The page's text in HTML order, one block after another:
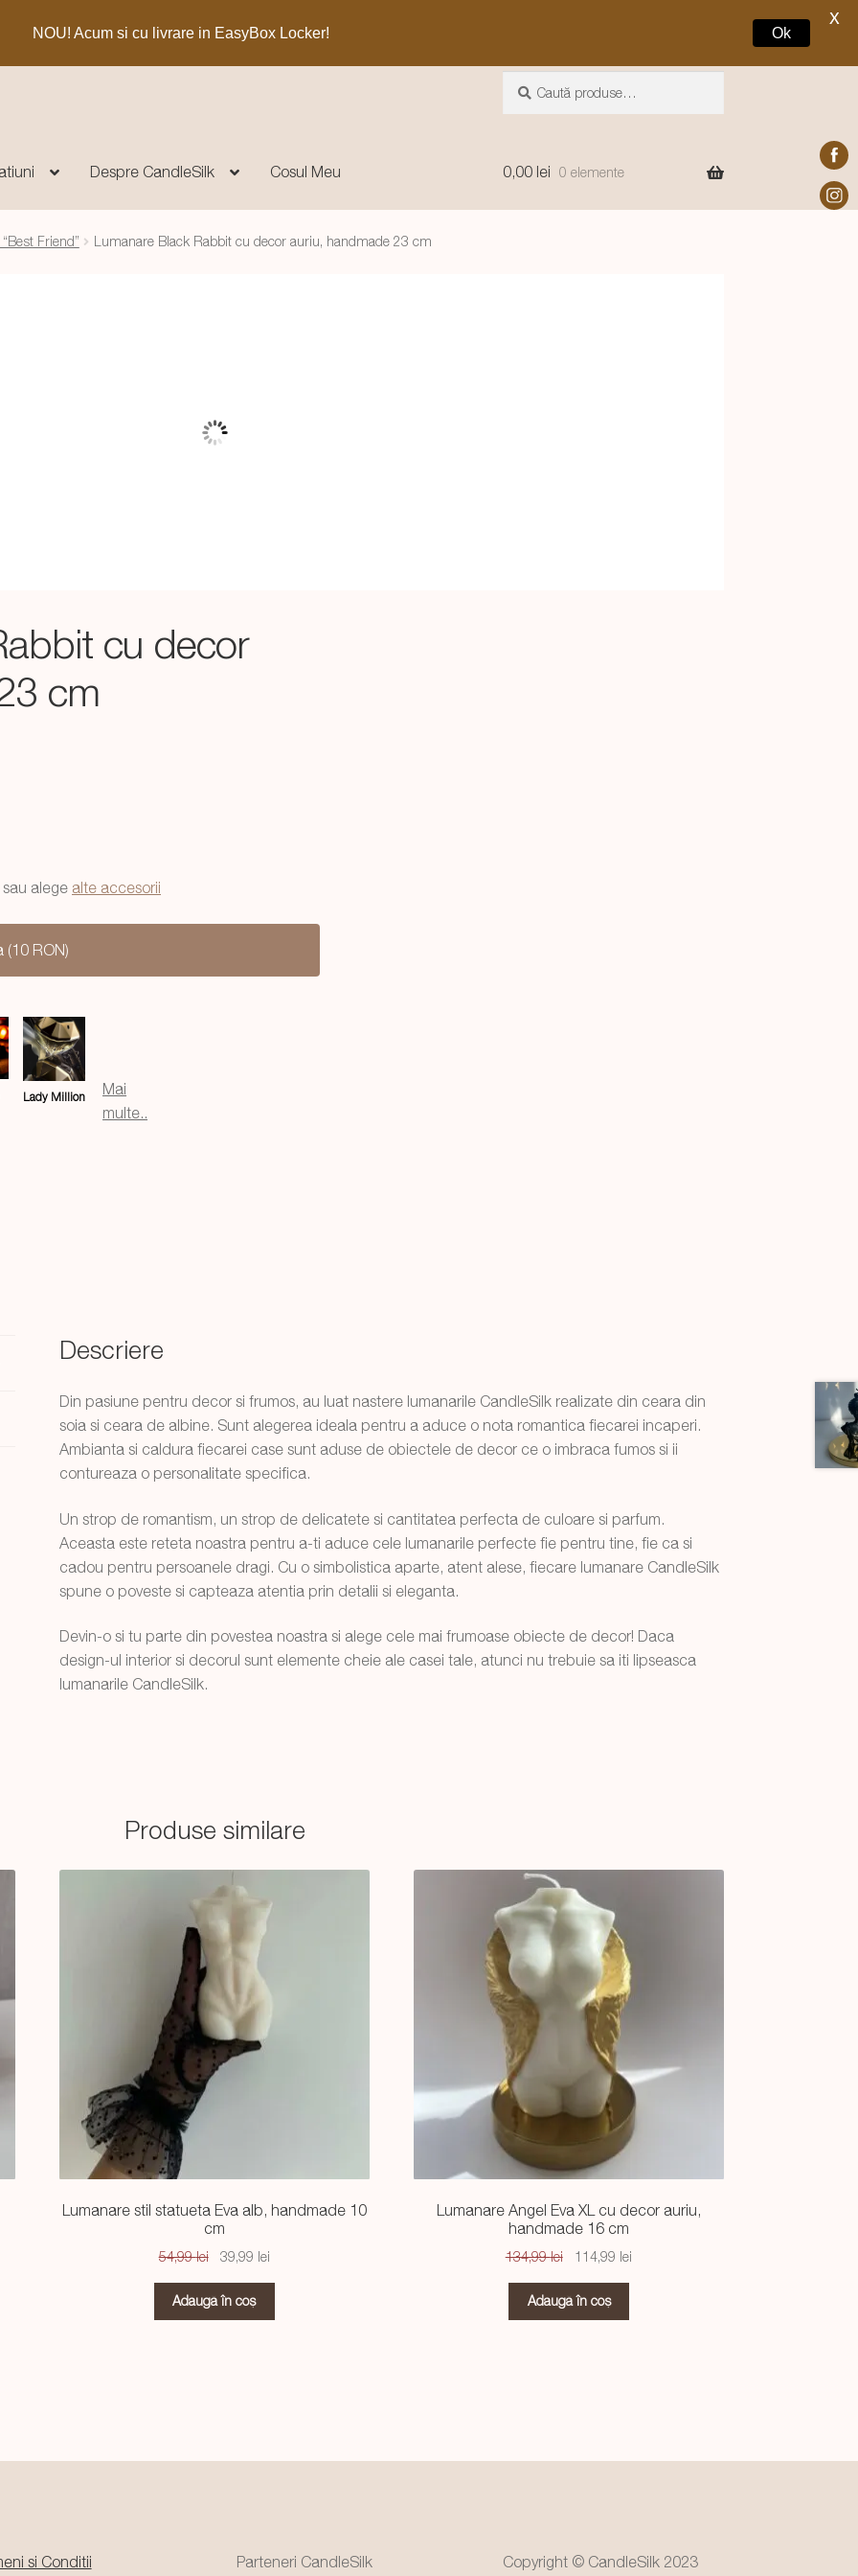
Caută
după:
Despre CandleSilk Cosul Meu 0,00 lei 0 elemente
Friend” Lumanare Black Rabbit cu decor auriu, handmade 23 cm
cu decor
cm
sau alege alte accesorii
RON)
Lady Million
Mai
multe..
Descriere
Din pasiune pentru decor si frumos, au luat nastere lumanarile CandleSilk realizate din ceara din
soia si ceara de albine. Sunt alegerea ideala pentru a aduce o nota romantica fiecarei incaperi.
Ambianta si caldura fiecarei case sunt aduse de obiectele de decor ce o imbraca fumos si ii
contureaza o personalitate specifica.
Un strop de romantism, un strop de delicatete si cantitatea perfecta de culoare si parfum.
Aceasta este reteta noastra pentru a-ti aduce cele lumanarile perfecte fie pentru tine, fie ca si
cadou pentru persoanele dragi. Cu o simbolistica aparte, atent alese, fiecare lumanare CandleSilk
spune o poveste si capteaza atentia prin detalii si eleganta.
Devin-o si tu parte din povestea noastra si alege cele mai frumoase obiecte de decor! Daca
design-ul interior si decorul sunt elemente cheie ale casei tale, atunci nu trebuie sa iti lipseasca
lumanarile CandleSilk.
Produse similare
Lumanare stil statueta Eva alb, handmade 10
cm
54,99lei
Prețul
a
fost:
39,99 lei
39,99 lei.
Adaugă în coș
Lumanare Angel Eva XL cu decor auriu,
handmade 16 cm
134,99lei
Prețul
a
fost:
114,99 lei
Adaugă în coș
si Conditii Parteneri CandleSilk Copyright © CandleSilk 2023
NOU! Acum si cu livrare in EasyBox Locker! Ok
X